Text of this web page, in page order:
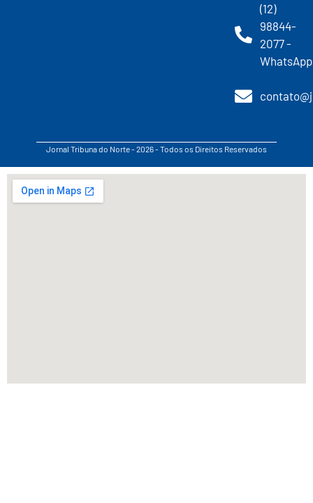
(12)
98844-
2077 -
WhatsApp
Jornal Tribuna do Norte - 2026 - Todos os Direitos Reservados